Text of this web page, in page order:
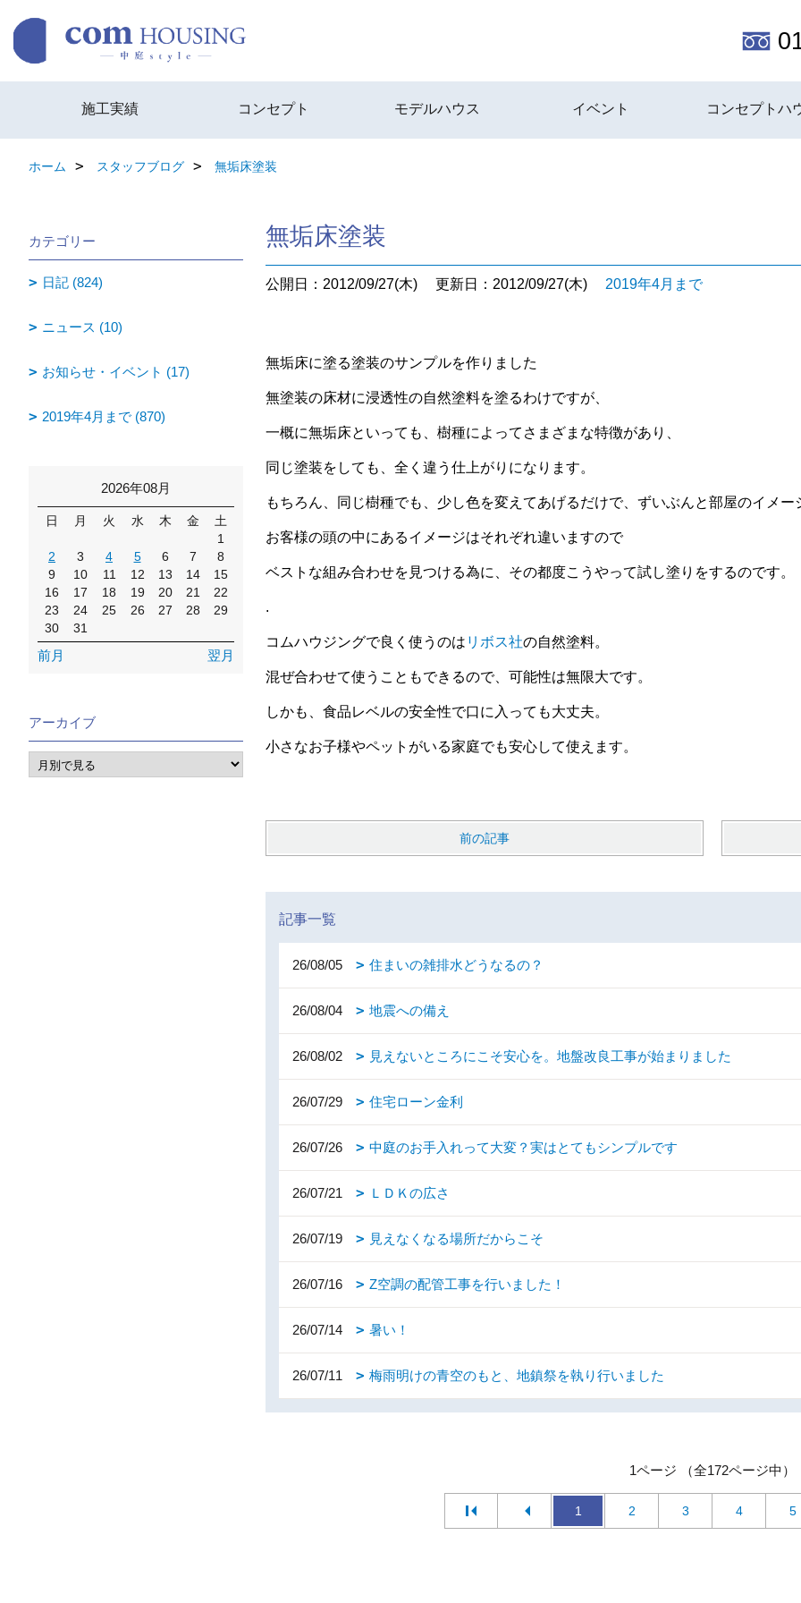
施工実績 コンセプト モデルハウス イベント コンセプトハ
ホーム スタッフブログ 無垢床塗装
無垢床塗装
公開日：2012/09/27(木) 更新日：2012/09/27(木) 2019年4月まで
無垢床に塗る塗装のサンプルを作りました
無塗装の床材に浸透性の自然塗料を塗るわけですが、
一概に無垢床といっても、樹種によってさまざまな特徴があり、
同じ塗装をしても、全く違う仕上がりになります。
もちろん、同じ樹種でも、少し色を変えてあげるだけで、ずいぶんと部屋のイメ
お客様の頭の中にあるイメージはそれぞれ違いますので
ベストな組み合わせを見つける為に、その都度こうやって試し塗りをするのです。
.
コムハウジングで良く使うのは リボス社の自然塗料。
混ぜ合わせて使うこともできるので、可能性は無限大です。
しかも、食品レベルの安全性で口に入っても大丈夫。
小さなお子様やペットがいる家庭でも安心して使えます。
前の記事
記事一覧
26/08/05 住まいの雑排水どうなるの？
26/08/04 地震への備え
26/08/02 見えないところにこそ安心を。地盤改良工事が始まりました
26/07/29 住宅ローン金利
26/07/26 中庭のお手入れって大変？実はとてもシンプルです
26/07/21 ＬＤＫの広さ
26/07/19 見えなくなる場所だからこそ
26/07/16 Z空調の配管工事を行いました！
26/07/14 暑い！
26/07/11 梅雨明けの青空のもと、地鎮祭を執り行いました
1ページ （全172ページ中）
1 2 3 4 5
カテゴリー
日記 (824)
ニュース (10)
お知らせ・イベント (17)
2019年4月まで (870)
2026年08月
日 月 火 水 木 金
土
1
2
3 4 5 6 7
8
9
10 11 12 13 14
15
16
17 18 19 20 21
22
23
24 25 26 27 28
29
30
31
前月 翌月
アーカイブ